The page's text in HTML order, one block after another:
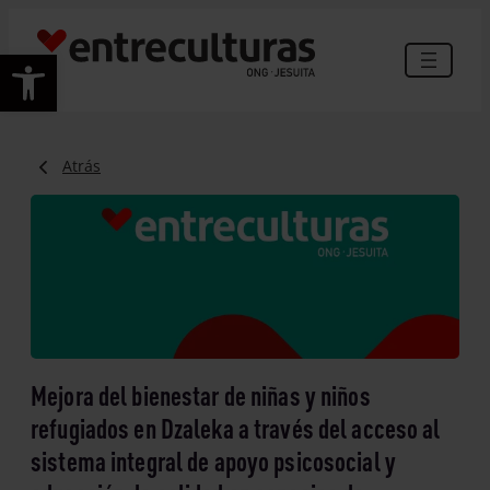
Abrir barra de herramientas
Atrás
Mejora del bienestar de niñas y niños
refugiados en Dzaleka a través del acceso al
sistema integral de apoyo psicosocial y